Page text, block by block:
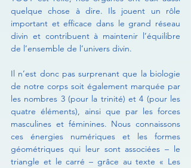
quelque chose à dire. Ils jouent un rôle
important et efficace dans le grand réseau
divin et contribuent à maintenir l’équilibre
de l’ensemble de l’univers divin.
Il n’est donc pas surprenant que la biologie
de notre corps soit également marquée par
les nombres 3 (pour la trinité) et 4 (pour les
quatre éléments), ainsi que par les forces
masculines et féminines. Nous connaissons
ces énergies numériques et les formes
géométriques qui leur sont associées – le
triangle et le carré – grâce au texte « Les